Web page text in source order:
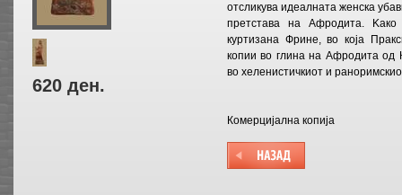
620 ден.
отсликува идеалната женска
претстава на Афродита.
куртизана Фрине, во која
копии во глина на Афродита од
во хеленистичкиот и
Комерцијална копија